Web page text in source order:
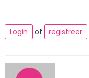
Login
of registreer